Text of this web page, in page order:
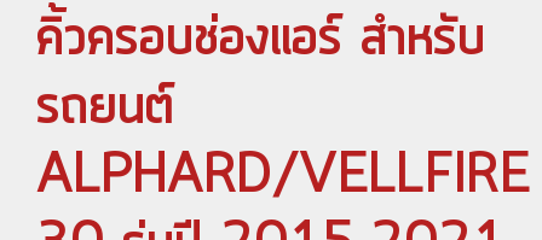
คิ้วครอบช่องแอร์ สำหรับ
รถยนต์
ALPHARD/VELLFIRE